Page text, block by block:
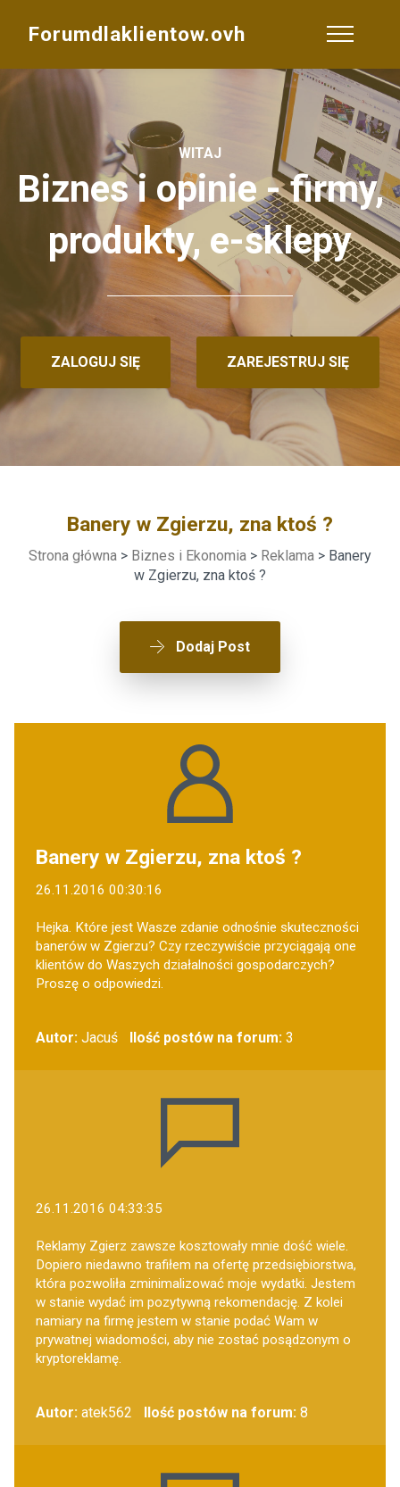
Forumdlaklientow.ovh
WITAJ
Biznes i opinie - firmy,
produkty, e-sklepy
ZALOGUJ SIĘ ZAREJESTRUJ SIĘ
Banery w Zgierzu, zna ktoś ?
Strona główna > Biznes i Ekonomia > Reklama > Banery
w Zgierzu, zna ktoś ?
Dodaj Post
Banery w Zgierzu, zna ktoś ?
26.11.2016 00:30:16
Hejka. Które jest Wasze zdanie odnośnie skuteczności
banerów w Zgierzu? Czy rzeczywiście przyciągają one
klientów do Waszych działalności gospodarczych?
Proszę o odpowiedzi.
Autor: Jacuś Ilość postów na forum:3
26.11.2016 04:33:35
Reklamy Zgierz zawsze kosztowały mnie dość wiele.
Dopiero niedawno trafiłem na ofertę przedsiębiorstwa,
która pozwoliła zminimalizować moje wydatki. Jestem
w stanie wydać im pozytywną rekomendację. Z kolei
namiary na firmę jestem w stanie podać Wam w
prywatnej wiadomości, aby nie zostać posądzonym o
kryptoreklamę.
Autor: atek562 Ilość postów na forum:8